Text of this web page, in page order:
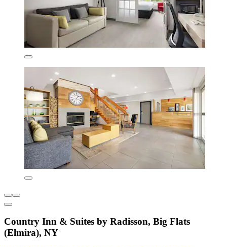
Country Inn & Suites by Radisson, Big Flats
(Elmira), NY